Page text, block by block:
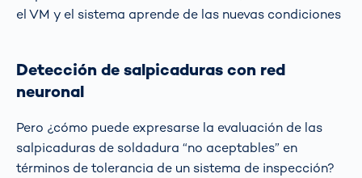
el VM y el sistema aprende de las nuevas condiciones
Detección de salpicaduras con red
neuronal
Pero ¿cómo puede expresarse la evaluación de las
salpicaduras de soldadura “no aceptables” en
términos de tolerancia de un sistema de inspección?